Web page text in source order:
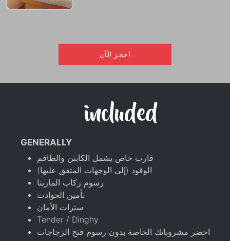
احجز الآن
included
GENERALLY
قارب خاص يشمل الكابتن والطاقم
الوقود (إلى الوجهات المتفق عليها)
رسوم ركاب المارينا
تأمين الحوادث
سترات الأمان
Tender / Dinghy
احضر مشروباتك الخاصة بدون رسوم فتح الزجاجات